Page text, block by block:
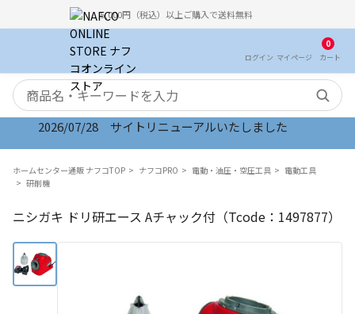
5,000円（税込）以上ご購入で送料無料
ログイン マイ ページ
0
カート
検索キーワード
2026/07/28 サイトリニューアルいたしました
ホームセンター通販 ナフコTOP ナフコPRO 電動・油圧・空圧工具
電動工具
研削機
ニシガキ ドリ研エース Aチャック付（Tcode：1497877）